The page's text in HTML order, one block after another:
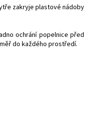
zakryje plastové nádoby
ochrání popelnice před
do každého prostředí.